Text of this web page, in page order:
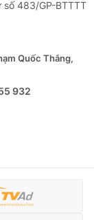
483/GP-BTTTT
Quốc Thắng,
932